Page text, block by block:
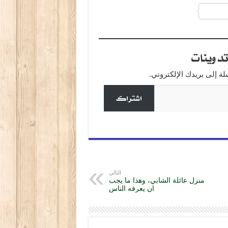
e
إلى بريدك الإلكتروني.
اشتراك
التالي
منزل عائلة الشابي، وهذا ما يجب
ان يعرفه الناس